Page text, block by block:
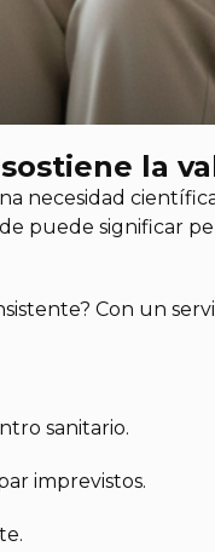
la
necesidad
puede significar
Con un
sanitario.
imprevistos.